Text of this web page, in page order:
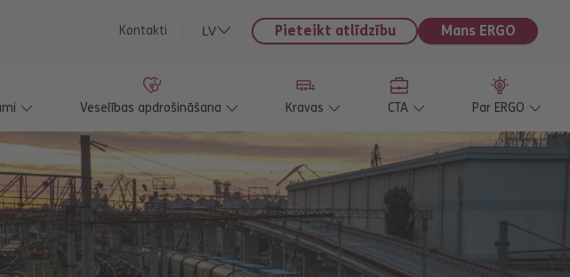
Kontakti LV Pieteikt atlīdzību Mans ERGO
Veselības apdrošināšana Kravas CTA Par ERGO